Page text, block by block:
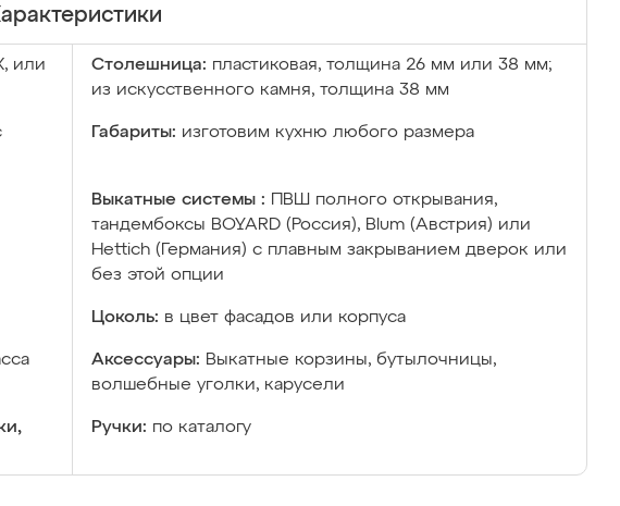
или
Столешница: пластиковая, толщина 26 мм или 38 мм;
из искусственного камня, толщина 38 мм
Габариты: изготовим кухню любого размера
Выкатные системы :
ПВШ полного открывания,
тандембоксы BOYARD (Россия), Blum (Австрия) или
Hettich (Германия) с плавным закрыванием дверок или
без этой опции
Цоколь: в цвет фасадов или корпуса
Аксессуары: Выкатные корзины, бутылочницы,
волшебные уголки, карусели
Ручки: по каталогу